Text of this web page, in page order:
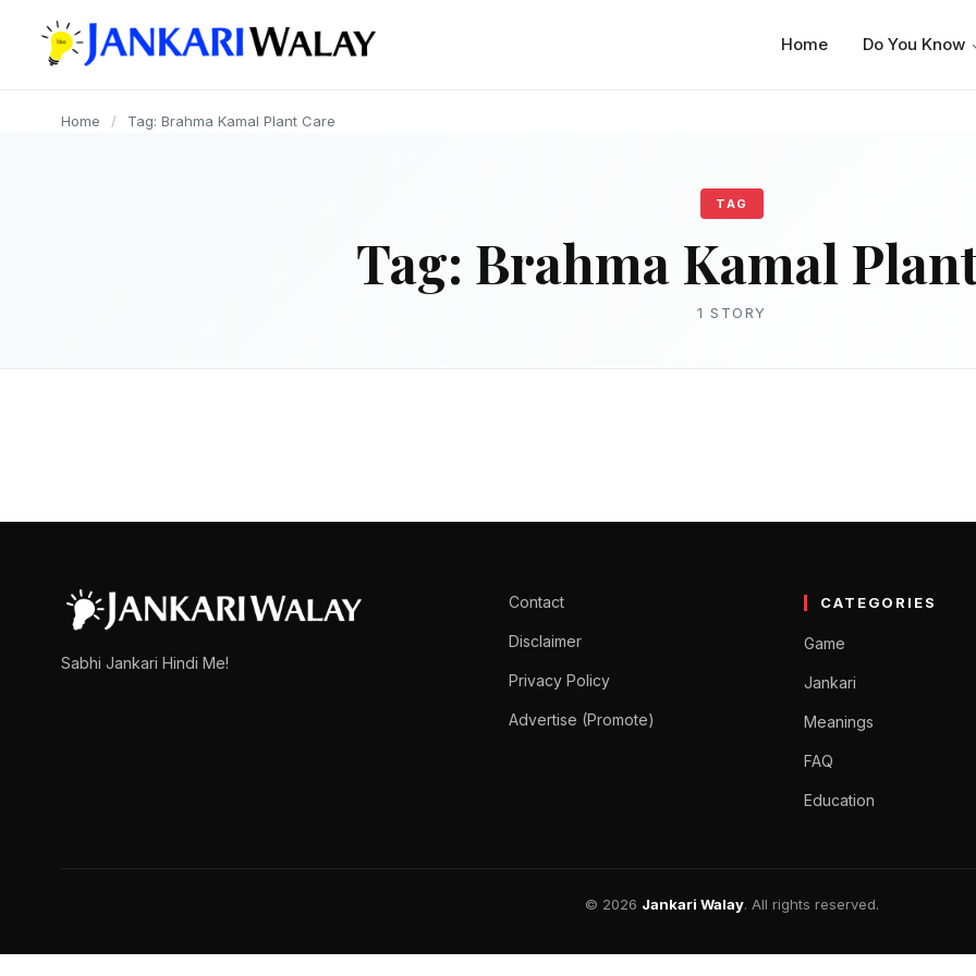
content
Home Do You Know
Home / Tag: Brahma Kamal Plant Care
TAG
Tag: Brahma Kamal
1 STORY
Sabhi Jankari Hindi Me!
Contact
Disclaimer
Privacy Policy
Advertise (Promote)
CATEGORIES
Game
Jankari
Meanings
FAQ
Education
© 2026 Jankari Walay. All rights reserved.